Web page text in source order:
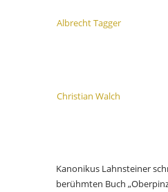
Albrecht Tagger
Christian Walch
Kanonikus Lahnsteiner
berühmten Buch